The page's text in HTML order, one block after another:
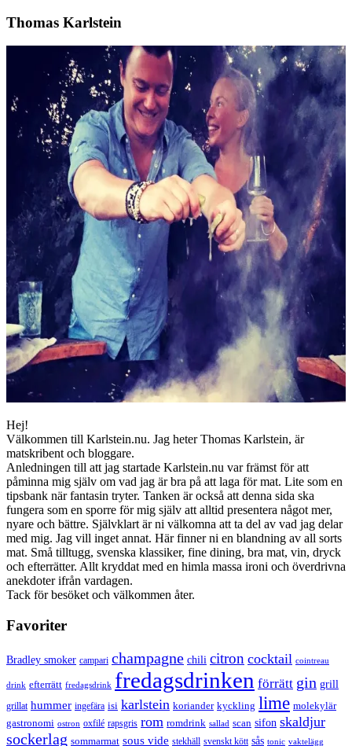
Thomas Karlstein
Hej!
Välkommen till Karlstein.nu. Jag heter Thomas Karlstein, är
matskribent och bloggare.
Anledningen till att jag startade Karlstein.nu var främst för att
påminna mig själv om vad jag är bra på att laga för mat. Lite som en
tipsbank när fantasin tryter. Tanken är också att denna sida ska
fungera som en sporre för mig själv att alltid presentera något mer,
nyare och bättre. Självklart är ni välkomna att ta del av vad jag delar
med mig. Jag vill inget annat. Här finner ni en blandning av all sorts
mat. Små tilltugg, svenska klassiker, fine dining, bra mat, vin, dryck
och efterrätter. Allt kryddat med en himla massa ironi och överdrivna
anekdoter ifrån vardagen.
Tack för besöket och välkommen åter.
Favoriter
Bradley smoker campari champagne chili citron cocktail cointreau
drink efterrätt fredagsdrink fredagsdrinken förrätt gin grill
grillat hummer ingefära isi karlstein koriander kyckling lime molekylär
gastronomi ostron oxfilé rapsgris rom romdrink sallad scan sifon skaldjur
sockerlag sommarmat sous vide stekhäll svenskt kött sås tonic vaktelägg